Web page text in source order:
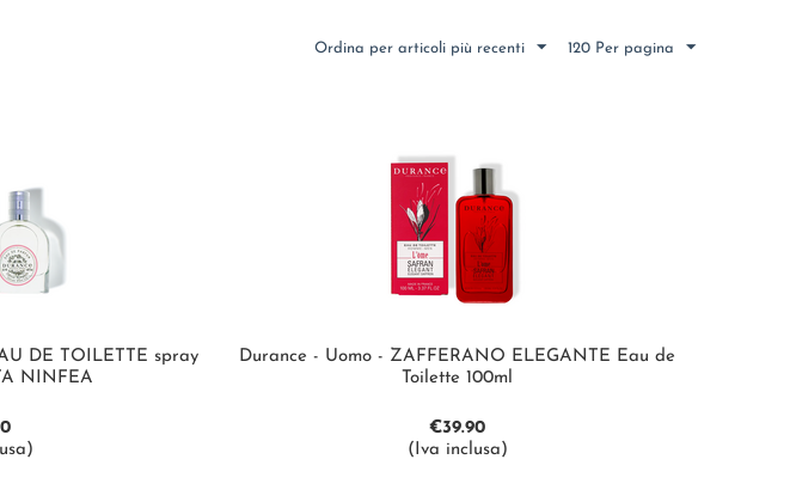
Ordina per articoli più recenti 120 Per pagina
DE TOILETTE spray
NINFEA
Durance - Uomo - ZAFFERANO ELEGANTE Eau de
Toilette 100ml
€39.90
(Iva inclusa)